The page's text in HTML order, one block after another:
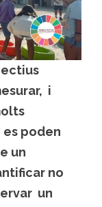
i
poden
un
no
un